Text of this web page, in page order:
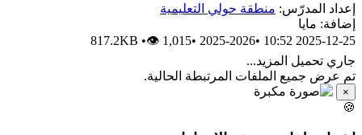
إعداد المدرّس:منطقة حولي التعليمية
إضافة: مايا
2025-12-25 10:52
•
2025-2026
•
817.2KB •👁 1,015
جاري تحميل المزيد...
تم عرض جميع الملفات المرتبطة الحالية.
🍪